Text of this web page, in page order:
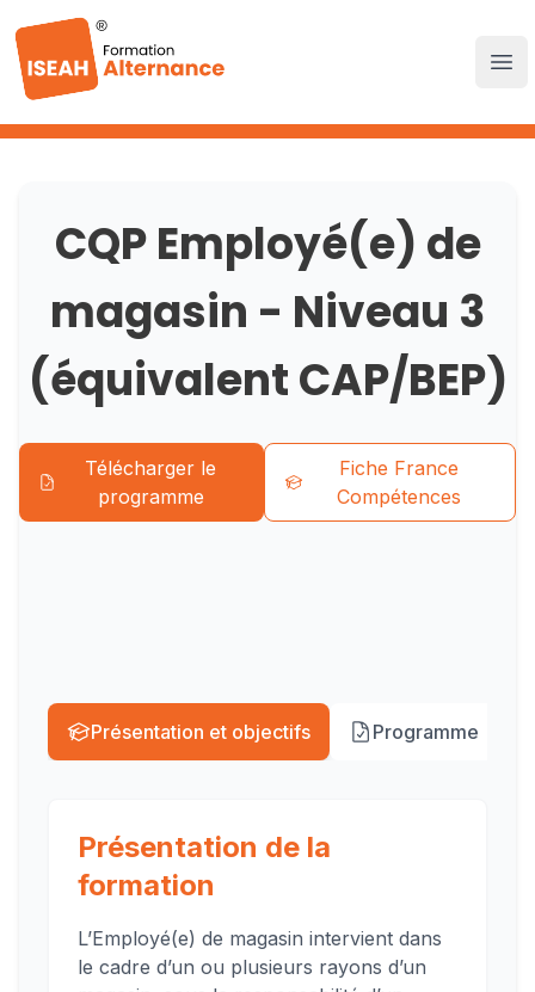
CQP Employé(e) de
magasin - Niveau 3
(équivalent CAP/BEP)
Télécharger le
programme
Fiche France
Compétences
Devenez un
professionnel qualifié
L’Employé(e) de magasin intervient dans le
cadre d’un ou plusieurs rayons d’un magasin,
Présentation et objectifs Programme
Présentation de la
formation
L’Employé(e) de magasin intervient dans
le cadre d’un ou plusieurs rayons d’un